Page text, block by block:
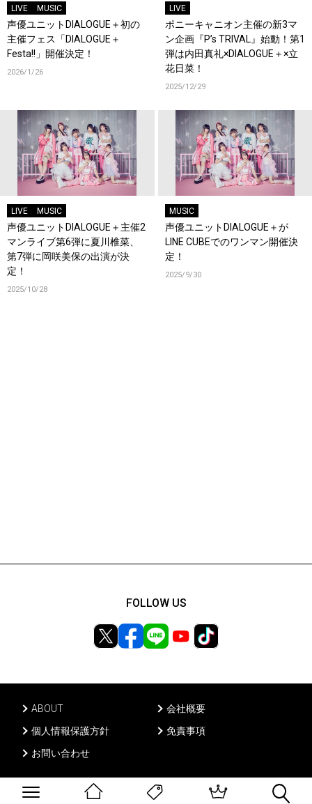
LIVE MUSIC
声優ユニットDIALOGUE＋初の
主催フェス「DIALOGUE＋
Festa!!」開催決定！
2026/1/26
LIVE
ポニーキャニオン主催の新3マ
ン企画『P’s TRIVAL』始動！第1
弾は内田真礼×DIALOGUE＋×立
花日菜！
2025/12/29
LIVE MUSIC
声優ユニットDIALOGUE＋主催2
マンライブ第6弾に夏川椎菜、
第7弾に岡咲美保の出演が決
定！
2025/10/28
MUSIC
声優ユニットDIALOGUE＋が
LINE CUBEでのワンマン開催決
定！
2025/9/30
ABOUT
会社概要
個人情報保護方針
免責事項
お問い合わせ
FOLLOW US
Ⓒ PONY CANYON INC, All rights reserved.